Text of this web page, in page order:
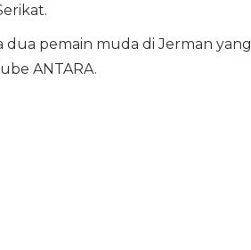
dua pemain muda di Jerman yang
ANTARA.